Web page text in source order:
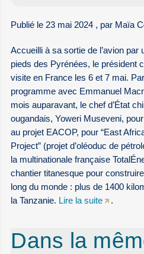
Publié le 23 mai 2024 , par Maïa
Accueilli à sa sortie de l’avion par
pieds des Pyrénées, le président
visite en France les 6 et 7 mai.
programme avec Emmanuel
mois auparavant, le chef d’État
ougandais, Yoweri Museveni,
au projet EACOP, pour “East
Project” (projet d’oléoduc de
la multinationale française
chantier titanesque pour
long du monde : plus de 1400
la Tanzanie. Lire la suite .
Dans la